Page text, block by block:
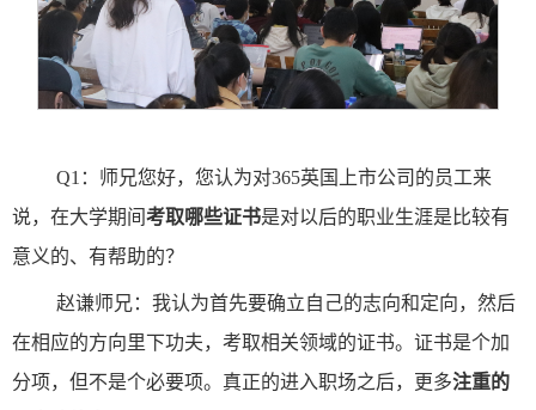
Q1：师兄您好，您认为对365英国上市公司的员工来
说，在大学期间考取哪些证书是对以后的职业生涯是比较有
意义的、有帮助的？
赵谦师兄：我认为首先要确立自己的志向和定向，然后
在相应的方向里下功夫，考取相关领域的证书。证书是个加
分项，但不是个必要项。真正的进入职场之后，更多注重的